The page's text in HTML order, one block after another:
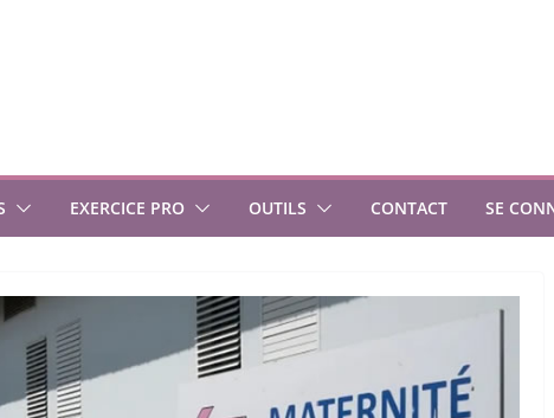
EXERCICE PRO OUTILS CONTACT SE